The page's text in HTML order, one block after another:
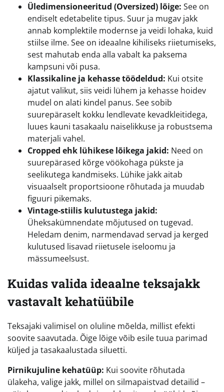
Üledimensioneeritud (Oversized) lõige: See on
endiselt edetabelite tipus. Suur ja mugav jakk
annab komplektile modernse ja veidi lohaka, kuid
stiilse ilme. See on ideaalne kihiliseks riietumiseks,
sest mahutab enda alla vabalt ka paksema
kampsuni või pusa.
Klassikaline ja kehasse töödeldud: Kui otsite
ajatut valikut, siis veidi lühem ja kehasse hoidev
mudel on alati kindel panus. See sobib
suurepäraselt kokku lendlevate kevadkleitidega,
luues kauni tasakaalu naiselikkuse ja robustsema
materjali vahel.
Cropped ehk lühikese lõikega jakid: Need on
suurepärased kõrge vöökohaga pükste ja
seelikutega kandmiseks. Lühike jakk aitab
visuaalselt proportsioone rõhutada ja muudab
figuuri pikemaks.
Vintage-stiilis kulutustega jakid:
Üheksakümnendate mõjutused on tugevad.
Heledam denim, narmendavad servad ja kerged
kulutused lisavad riietusele iseloomu ja
mässumeelsust.
Kuidas valida ideaalne teksajakk
vastavalt kehatüübile
Teksajaki valimisel on oluline mõelda, millist efekti
soovite saavutada. Õige lõige võib esile tuua parimad
küljed ja tasakaalustada siluetti.
Pirnikujuline kehatüüp: Kui soovite rõhutada
ülakeha, valige jakk, millel on silmapaistvad detailid –